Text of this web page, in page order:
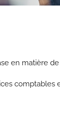
en matière de
comptables